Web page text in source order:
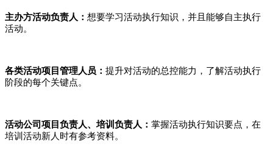
主办方活动负责人： 想要学习活动执行知识，并且能够自主执行
活动。
各类活动项目管理人员： 提升对活动的总控能力，了解活动执行
阶段的每个关键点。
活动公司项目负责人、培训负责人： 掌握活动执行知识要点，在
培训活动新人时有参考资料。